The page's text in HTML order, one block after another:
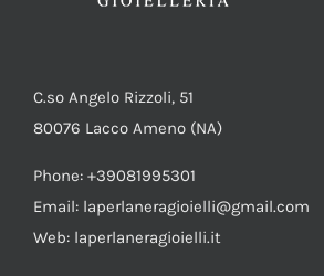
C.so Angelo Rizzoli, 51
80076 Lacco Ameno (NA)
Phone: +39081995301
Email: laperlaneragioielli@gmail.com
Web: laperlaneragioielli.it